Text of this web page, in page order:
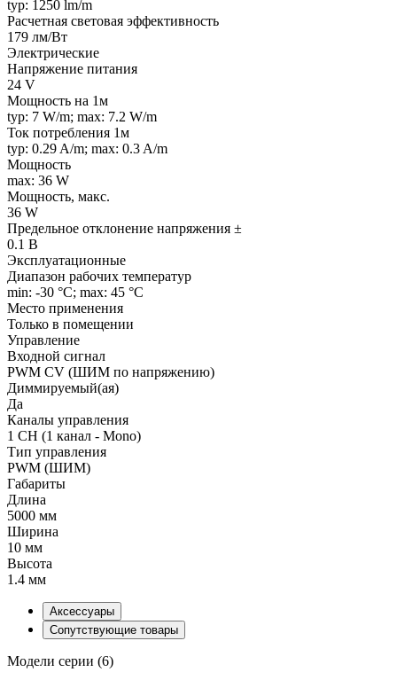
typ: 1250 lm/m
Расчетная световая эффективность
179 лм/Вт
Электрические
Напряжение питания
24 V
Мощность на 1м
typ: 7 W/m; max: 7.2 W/m
Ток потребления 1м
typ: 0.29 A/m; max: 0.3 A/m
Мощность
max: 36 W
Мощность, макс.
36 W
Предельное отклонение напряжения ±
0.1 В
Эксплуатационные
Диапазон рабочих температур
min: -30 °C; max: 45 °C
Место применения
Только в помещении
Управление
Входной сигнал
PWM СV (ШИМ по напряжению)
Диммируемый(ая)
Да
Каналы управления
1 CH (1 канал - Mono)
Тип управления
PWM (ШИМ)
Габариты
Длина
5000 мм
Ширина
10 мм
Высота
1.4 мм
Аксессуары
Сопутствующие товары
Модели серии (6)